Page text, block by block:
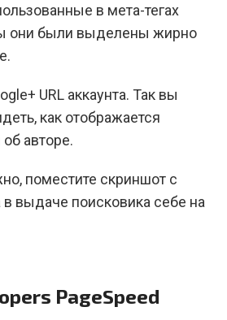
в мета-тегах
они были выделены жирно
URL аккаунта. Так вы
как отображается
авторе.
поместите скриншот с
выдаче поисковика себе на
PageSpeed